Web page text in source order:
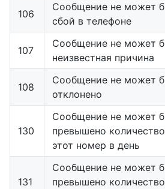
106
Сообщение не может
сбой в телефоне
107
Сообщение не может
неизвестная причина
108
Сообщение не может
отклонено
130
Сообщение не может
превышено
этот номер в день
131
Сообщение не может
превышено